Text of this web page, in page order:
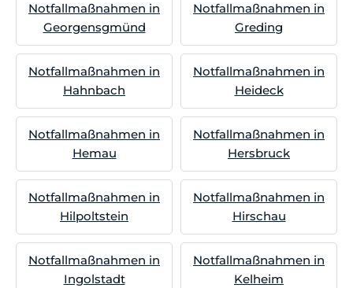
Notfallmaßnahmen in
Georgensgmünd
Notfallmaßnahmen in
Greding
Notfallmaßnahmen in
Hahnbach
Notfallmaßnahmen in
Heideck
Notfallmaßnahmen in
Hemau
Notfallmaßnahmen in
Hersbruck
Notfallmaßnahmen in
Hilpoltstein
Notfallmaßnahmen in
Hirschau
Notfallmaßnahmen in
Ingolstadt
Notfallmaßnahmen in
Kelheim